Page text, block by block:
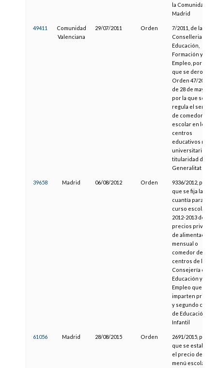
la Comunidad de
Madrid
49411
Comunidad
Valenciana
29/07/2011 Orden
7/2011, de la
Conselleria de
Educación,
Formación y
Empleo, por la
que se deroga la
Orden 47/2010,
de 28 de mayo,
por la que se
regula el servicio
de comedor
escolar en los
centros
educativos no
universitarios de
titularidad de la
Generalitat
39658 Madrid 06/08/2012 Orden
9336/2012, por la
que se fija la
cuantía para el
curso escolar
2012-2013 de los
precios privados
de alimentación
mensual o
comedor de los
centros de la
Consejería de
Educación y
Empleo que
imparten primer
y segundo ciclo
de Educación
Infantil
61056 Madrid 28/08/2015 Orden
2691/2015, por la
que se establece
el precio del
menú escolar a